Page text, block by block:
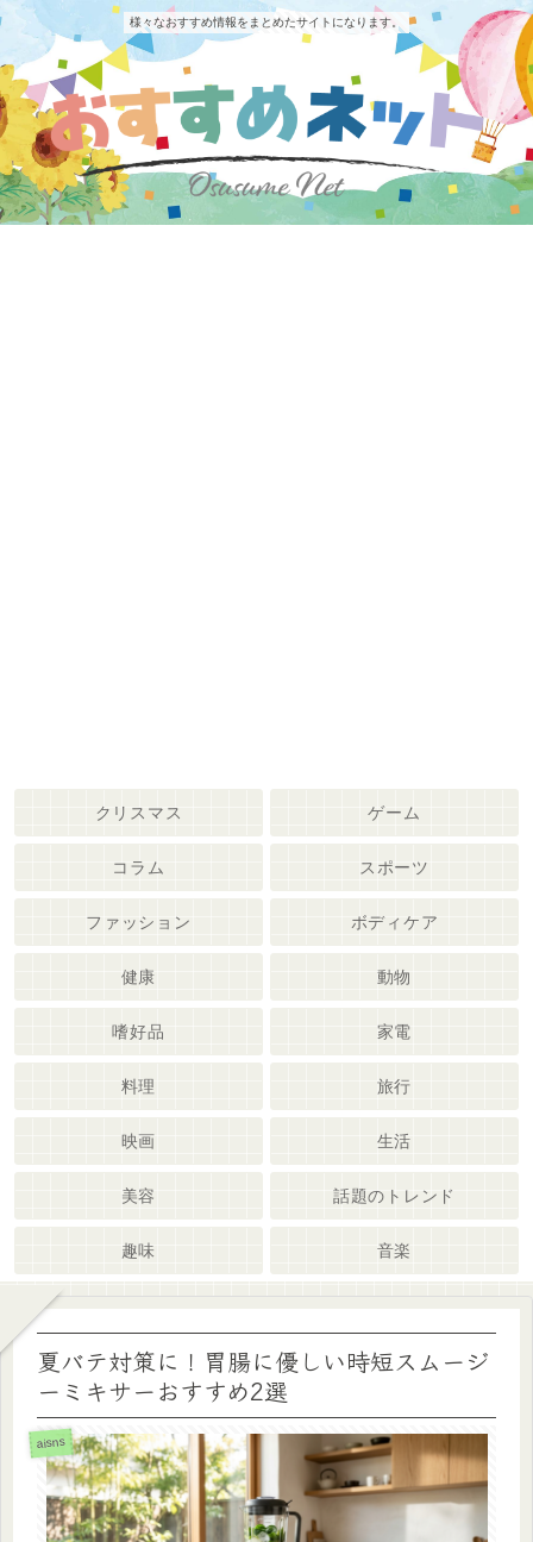
様々なおすすめ情報をまとめたサイトになります。
クリスマス ゲーム
コラム スポーツ
ファッション ボディケア
健康 動物
嗜好品 家電
料理 旅行
映画 生活
美容 話題のトレンド
趣味 音楽
夏バテ対策に！胃腸に優しい時短スムージ
ーミキサーおすすめ2選
aisns